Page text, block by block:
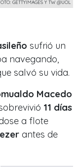
GETTYIMAGES Y TW @UOL
sufrió un
navegando,
salvó su vida.
Macedo
11 días
a flote
antes de